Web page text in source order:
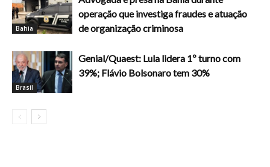
Bahia
operação que investiga fraudes e atuação
de organização criminosa
Brasil
Genial/Quaest: Lula lidera 1º turno com
39%; Flávio Bolsonaro tem 30%